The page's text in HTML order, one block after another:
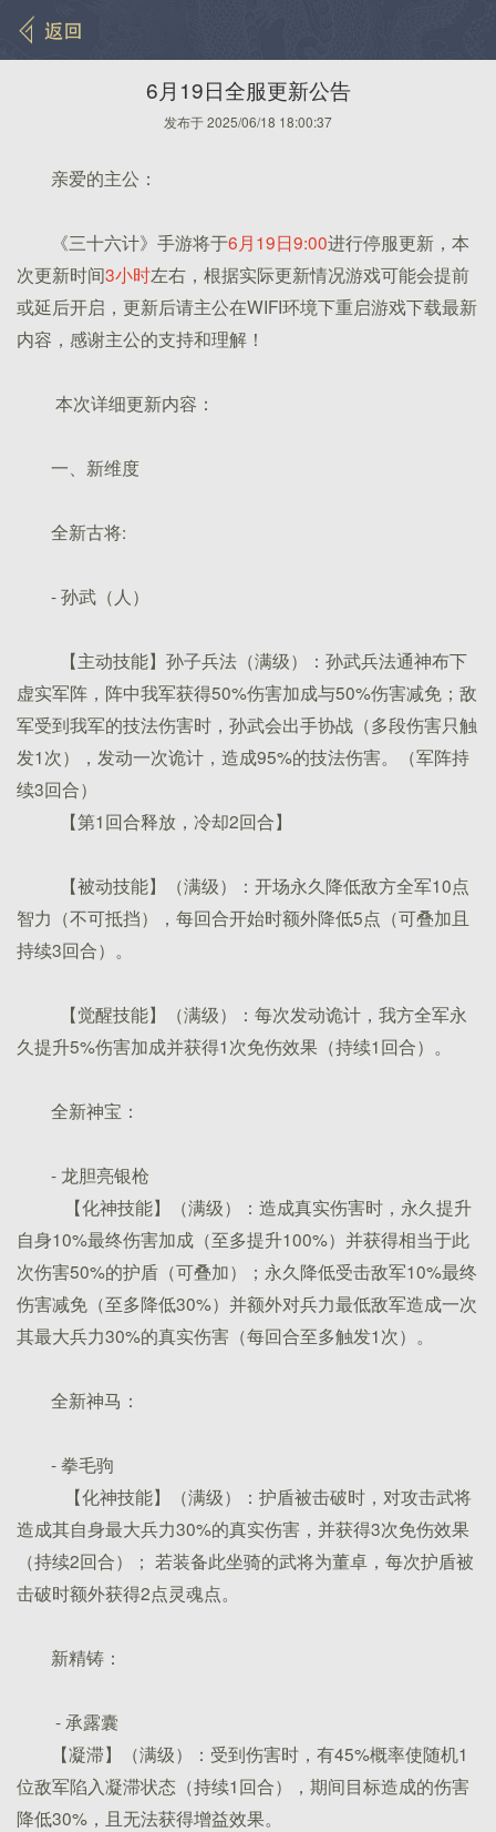
6月19日全服更新公告
发布于 2025/06/18 18:00:37
亲爱的主公：
《三十六计》手游将于6月19日9:00进行停服更新，本
次更新时间3小时左右，根据实际更新情况游戏可能会提前
或延后开启，更新后请主公在WIFI环境下重启游戏下载最新
内容，感谢主公的支持和理解！
本次详细更新内容：
一、新维度
全新古将:
- 孙武（人）
【主动技能】孙子兵法（满级）：孙武兵法通神布下
虚实军阵，阵中我军获得50%伤害加成与50%伤害减免；敌
军受到我军的技法伤害时，孙武会出手协战（多段伤害只触
发1次），发动一次诡计，造成95%的技法伤害。（军阵持
续3回合）
【第1回合释放，冷却2回合】
【被动技能】（满级）：开场永久降低敌方全军10点
智力（不可抵挡），每回合开始时额外降低5点（可叠加且
持续3回合）。
【觉醒技能】（满级）：每次发动诡计，我方全军永
久提升5%伤害加成并获得1次免伤效果（持续1回合）。
全新神宝：
- 龙胆亮银枪
【化神技能】（满级）：造成真实伤害时，永久提升
自身10%最终伤害加成（至多提升100%）并获得相当于此
次伤害50%的护盾（可叠加）；永久降低受击敌军10%最终
伤害减免（至多降低30%）并额外对兵力最低敌军造成一次
其最大兵力30%的真实伤害（每回合至多触发1次）。
全新神马：
- 拳毛驹
【化神技能】（满级）：护盾被击破时，对攻击武将
造成其自身最大兵力30%的真实伤害，并获得3次免伤效果
（持续2回合）； 若装备此坐骑的武将为董卓，每次护盾被
击破时额外获得2点灵魂点。
新精铸：
- 承露囊
【凝滞】（满级）：受到伤害时，有45%概率使随机1
位敌军陷入凝滞状态（持续1回合），期间目标造成的伤害
降低30%，且无法获得增益效果。